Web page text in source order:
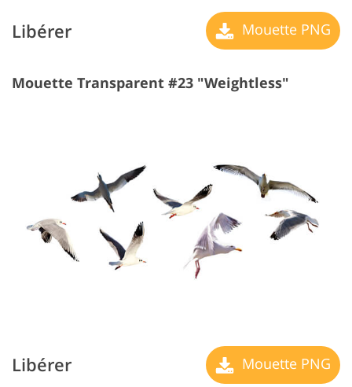
Libérer Mouette PNG
Mouette Transparent #23 "Weightless"
Libérer Mouette PNG